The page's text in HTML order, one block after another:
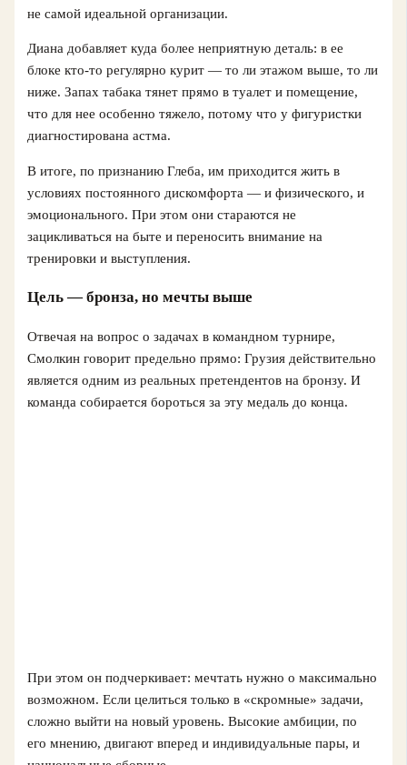
не самой идеальной организации.
Диана добавляет куда более неприятную деталь: в ее
блоке кто‑то регулярно курит — то ли этажом выше, то ли
ниже. Запах табака тянет прямо в туалет и помещение,
что для нее особенно тяжело, потому что у фигуристки
диагностирована астма.
В итоге, по признанию Глеба, им приходится жить в
условиях постоянного дискомфорта — и физического, и
эмоционального. При этом они стараются не
зацикливаться на быте и переносить внимание на
тренировки и выступления.
Цель — бронза, но мечты выше
Отвечая на вопрос о задачах в командном турнире,
Смолкин говорит предельно прямо: Грузия действительно
является одним из реальных претендентов на бронзу. И
команда собирается бороться за эту медаль до конца.
При этом он подчеркивает: мечтать нужно о максимально
возможном. Если целиться только в «скромные» задачи,
сложно выйти на новый уровень. Высокие амбиции, по
его мнению, двигают вперед и индивидуальные пары, и